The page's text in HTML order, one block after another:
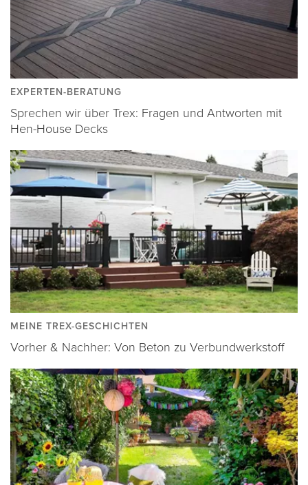
EXPERTEN-BERATUNG
Sprechen wir über Trex: Fragen und Antworten mit
Hen-House Decks
MEINE TREX-GESCHICHTEN
Vorher & Nachher: Von Beton zu Verbundwerkstoff